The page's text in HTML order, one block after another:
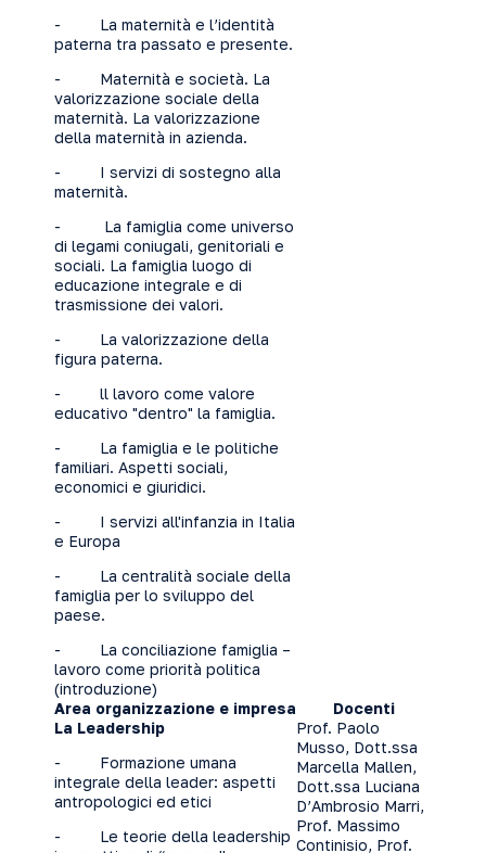
- La maternità e l’identità
paterna tra passato e presente.
- Maternità e società. La
valorizzazione sociale della
maternità. La valorizzazione
della maternità in azienda.
- I servizi di sostegno alla
maternità.
- La famiglia come universo
di legami coniugali, genitoriali e
sociali. La famiglia luogo di
educazione integrale e di
trasmissione dei valori.
- La valorizzazione della
figura paterna.
- ll lavoro come valore
educativo "dentro" la famiglia.
- La famiglia e le politiche
familiari. Aspetti sociali,
economici e giuridici.
- I servizi all'infanzia in Italia
e Europa
- La centralità sociale della
famiglia per lo sviluppo del
paese.
- La conciliazione famiglia –
lavoro come priorità politica
(introduzione)
Area organizzazione e impresa
Docenti
La Leadership
- Formazione umana
integrale della leader: aspetti
antropologici ed etici
- Le teorie della leadership
Prof. Paolo
Musso, Dott.ssa
Marcella Mallen,
Dott.ssa Luciana
D’Ambrosio Marri,
Prof. Massimo
Continisio, Prof.